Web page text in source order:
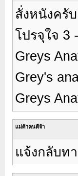
สั่งหนังครับ
โปรจุใจ 3
Greys
Grey's
Greys
แม่ค้าคนดีจ้า
แจ้งกลับท